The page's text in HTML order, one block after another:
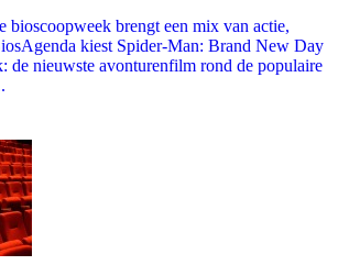
bioscoopweek brengt een mix van actie,
kiest Spider-Man: Brand New Day
de nieuwste avonturenfilm rond de populaire